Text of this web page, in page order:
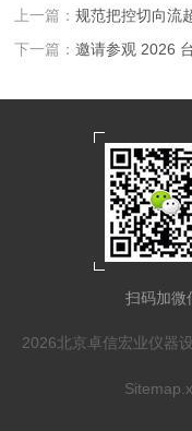
上一篇：规范把控切向流超
下一篇：邀请参观 2026
扫码加微
2026北京卓信宏业仪器